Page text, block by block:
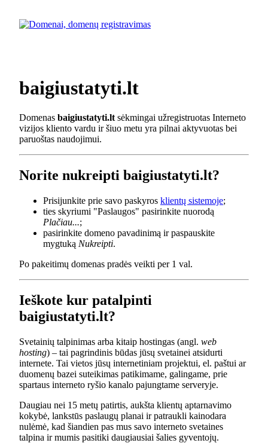
baigiustatyti.lt
Domenas baigiustatyti.lt sėkmingai užregistruotas Interneto
vizijos kliento vardu ir šiuo metu yra pilnai aktyvuotas bei
paruoštas naudojimui.
Norite nukreipti baigiustatyti.lt?
Prisijunkite prie savo paskyros klientų sistemoje;
ties skyriumi "Paslaugos" pasirinkite nuorodą
Plačiau...;
pasirinkite domeno pavadinimą ir paspauskite
mygtuką Nukreipti.
Po pakeitimų domenas pradės veikti per 1 val.
Ieškote kur patalpinti
baigiustatyti.lt?
Svetainių talpinimas arba kitaip hostingas (angl. web
hosting) – tai pagrindinis būdas jūsų svetainei atsidurti
internete. Tai vietos jūsų internetiniam projektui, el. paštui ar
duomenų bazei suteikimas patikimame, galingame, prie
spartaus interneto ryšio kanalo pajungtame serveryje.
Daugiau nei 15 metų patirtis, aukšta klientų aptarnavimo
kokybė, lankstūs paslaugų planai ir patraukli kainodara
nulėmė, kad šiandien pas mus savo interneto svetaines
talpina ir mumis pasitiki daugiausiai šalies gyventojų.